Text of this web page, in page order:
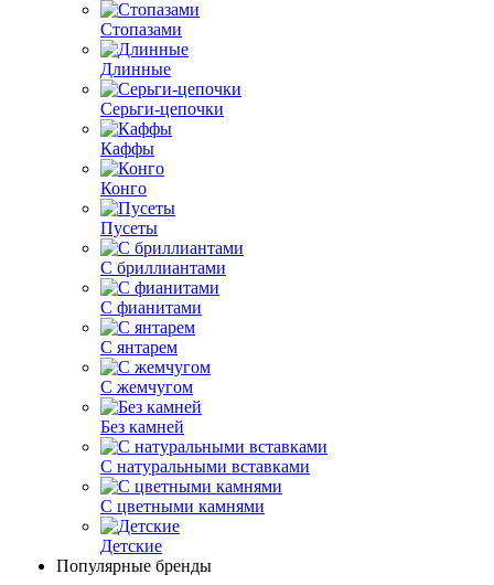
Стопазами
Длинные
Серьги-цепочки
Каффы
Конго
Пусеты
С бриллиантами
С фианитами
С янтарем
С жемчугом
Без камней
С натуральными вставками
С цветными камнями
Детские
Популярные бренды